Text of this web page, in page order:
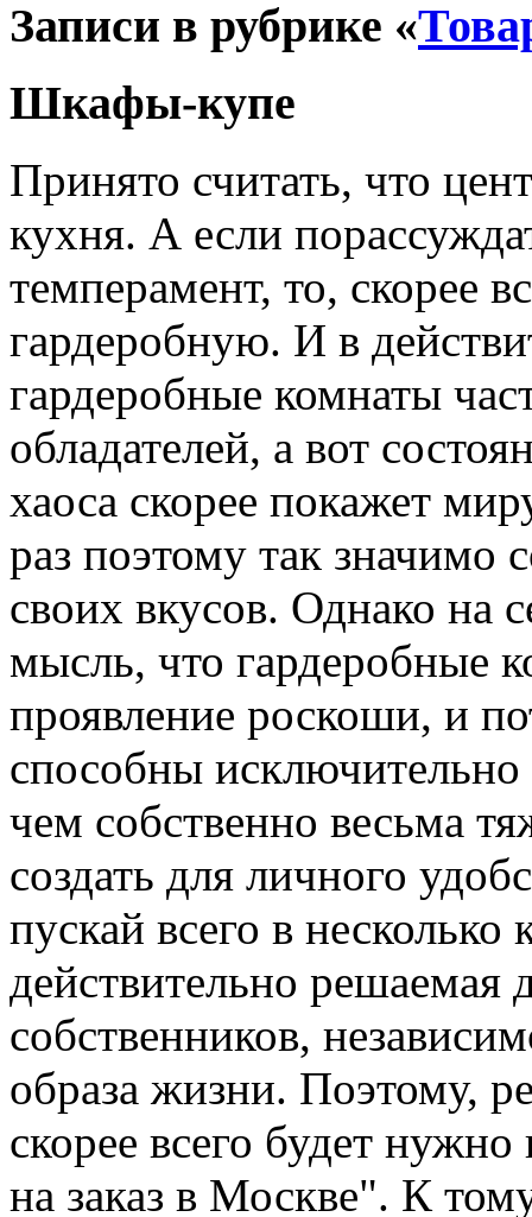
Записи в рубрике «
Шкафы-купе
Принято считать, что
кухня. А если
темперамент, то, скорее
гардеробную. И в
гардеробные комнаты
обладателей, а вот
хаоса скорее покажет
раз поэтому так значимо
своих вкусов. Однако на
мысль, что гардеробные
проявление роскоши, и
способны
чем собственно весьма
создать для личного
пускай всего в несколько
действительно решаемая
собственников,
образа жизни. Поэтому,
скорее всего будет
на заказ в Москве". К